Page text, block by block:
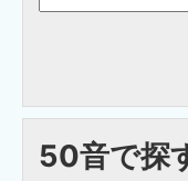
50音で探